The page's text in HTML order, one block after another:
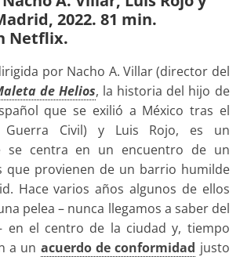
2022. 81 min.
Netflix.
por Nacho A. Villar (director del
de Helios, la historia del hijo de
que se exilió a México tras el
Civil) y Luis Rojo, es un
se centra en un encuentro de un
que provienen de un barrio humilde
Hace varios años algunos de ellos
pelea – nunca llegamos a saber del
en el centro de la ciudad y, tiempo
a un acuerdo de conformidad justo